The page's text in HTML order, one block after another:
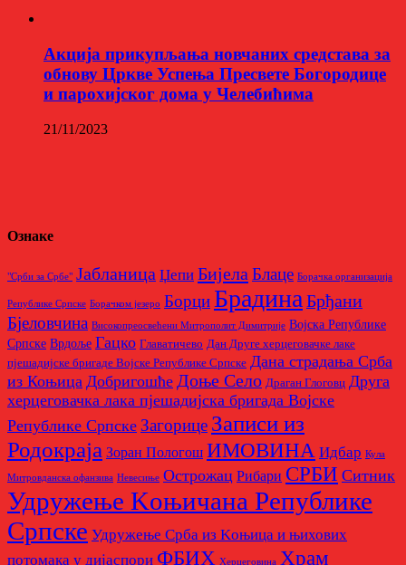
Aкција прикупљања новчаних средстава за
обнову Цркве Успења Пресвете Богородице
и парохијског дома у Челебићима
21/11/2023
Ознаке
"Срби за Србе" Јабланица Џепи Бијела Блаце Борачкa организацијa
Републике Српске Борачком језеро Борци Брадина Брђани
Бјеловчина Високопреосвећени Митрополит Димитрије Војска Републике
Српске Врдоље Гацко Главатичево Дан Друге херцеговачке лаке
пјешадијске бригаде Војске Републике Српске Дана страдања Срба
из Коњица Добригошће Доње Село Драган Глоговц Друга
херцеговачка лака пјешадијска бригада Војске
Републике Српске Загорице Записи из
Родoкраја Зоран Пологош ИМОВИНА Идбар Кула
Митровданска офанзива Невесињe Острожац Рибари СРБИ Ситник
Удружење Kоњичана Републике
Српске Удружење Срба из Kоњица и њихових
потомака у дијаспори ФБИХ Херцеговина Храм